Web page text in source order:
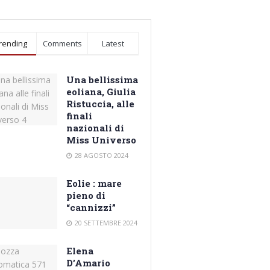
Comments Latest
Una bellissima
eoliana, Giulia
Ristuccia, alle
finali
nazionali di
Miss Universo
28 AGOSTO 2024
Eolie : mare
pieno di
“cannizzi”
20 SETTEMBRE 2024
Elena
D’Amario